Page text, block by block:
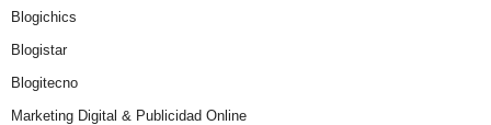
Blogichics
Blogistar
Blogitecno
Marketing Digital & Publicidad Online